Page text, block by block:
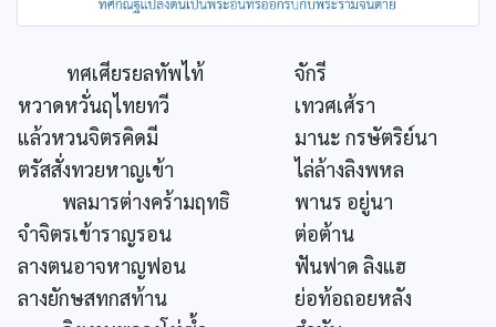
ทศเศียรยลทัพไท้
จักรี
หวาดหวั่นฤไทยทวี
เทวศเศ้รา
แล้วหวนจิตรคิดมี
มานะ กรษัตริย์นา
ตรัสสั่งทวยหาญเข้า
ไล่ล้างลิงพหล
พลมารต่างคร้ามฤทธิ
พานร อยู่นา
จำจิตรเข้าราญรอน
ต่อต้าน
ลางตนอาจหาญฟอน
ฟันฟาด ลิงแฮ
ลางยักษสทกสท้าน
ย่อท้อถอยหลัง